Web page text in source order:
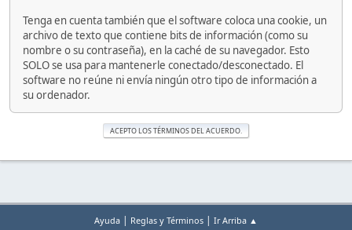
Tenga en cuenta también que el software coloca una cookie, un
archivo de texto que contiene bits de información (como su
nombre o su contraseña), en la caché de su navegador. Esto
SOLO se usa para mantenerle conectado/desconectado. El
software no reúne ni envía ningún otro tipo de información a
su ordenador.
Ayuda | Reglas y Términos | Ir Arriba ▲